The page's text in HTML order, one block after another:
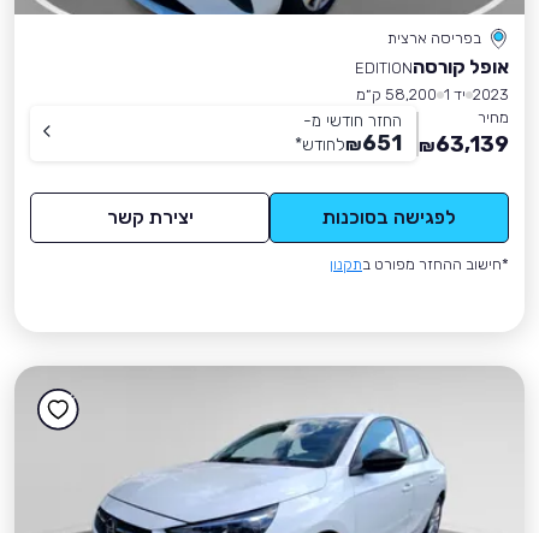
בפריסה ארצית
אופל קורסהEDITION
2023 יד 1
58,200 ק״מ
מחיר
63,139
₪
החזר חודשי מ-
651
₪לחודש*
לפגישה בסוכנות יצירת קשר
*חישוב ההחזר מפורט בתקנון